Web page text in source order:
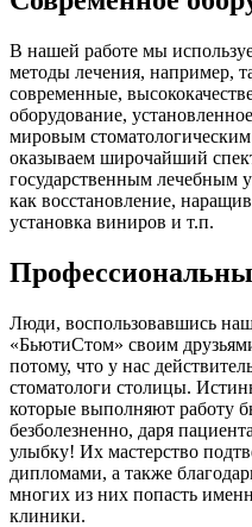
В нашей работе мы
методы лечения, например,
современные,
оборудование,
мировым
оказываем широчайший
государственным лечебным
как восстановление,
установка виниров и т.п.
Люди, воспользовавшись
«БьютиСтом» своим
потому, что у нас
стоматологи столицы.
которые выполняют работу
безболезненно, даря
улыбку! Их мастерство
дипломами, а также
многих из них попасть
клиники.